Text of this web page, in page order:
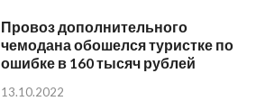
Провоз дополнительного
чемодана обошелся туристке по
ошибке в 160 тысяч рублей
13.10.2022